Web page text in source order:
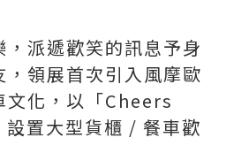
派遞歡笑的訊息予身
領展首次引入風摩歐
文化，以「Cheers
置大型貨櫃 / 餐車歡